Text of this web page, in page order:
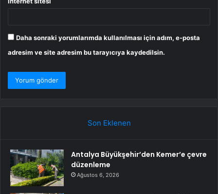
Daha sonraki yorumlarımda kullanılması için adım, e-posta
adresim ve site adresim bu tarayıcıya kaydedilsin.
Son Eklenen
Antalya Büyükşehir’den Kemer’e çevre
düzenleme
Ağustos 6, 2026